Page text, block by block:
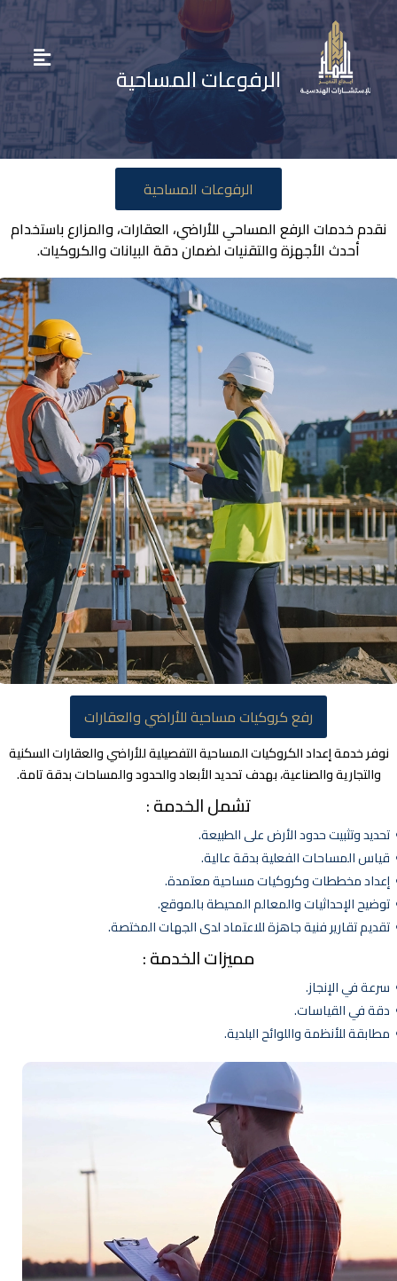
الرفوعات المساحية
الرفوعات المساحية
نقدم خدمات الرفع المساحي للأراضي، العقارات، والمزارع باستخدام
أحدث الأجهزة والتقنيات لضمان دقة البيانات والكروكيات.
رفع كروكيات مساحية للأراضي والعقارات
نوفر خدمة إعداد الكروكيات المساحية التفصيلية للأراضي والعقارات السكنية
والتجارية والصناعية، بهدف تحديد الأبعاد والحدود والمساحات بدقة تامة.
تشمل الخدمة :
وتثبيت حدود الأرض على الطبيعة.
المساحات الفعلية بدقة عالية.
مخططات وكروكيات مساحية معتمدة.
الإحداثيات والمعالم المحيطة بالموقع.
تقارير فنية جاهزة للاعتماد لدى الجهات المختصة.
مميزات الخدمة :
في الإنجاز.
في القياسات.
للأنظمة واللوائح البلدية.